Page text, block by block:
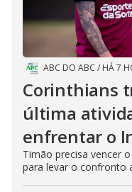
ABC DO ABC / HÁ 7
Corinthians
última
enfrentar o
Timão precisa vencer
para levar o confronto